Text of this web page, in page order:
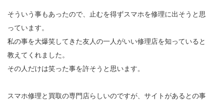
そういう事もあったので、止むを得ずスマホを修理に出そうと思
っています。
私の事を大爆笑してきた友人の一人がいい修理店を知っていると
教えてくれました。
その人だけは笑った事を許そうと思います。
スマホ修理と買取の専門店らしいのですが、サイトがあるとの事